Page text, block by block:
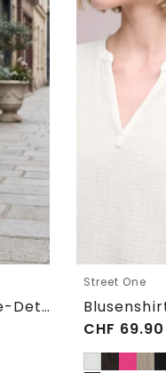
Blusentop mit Tape-Detail am Saum
Street One
CHF 69.90